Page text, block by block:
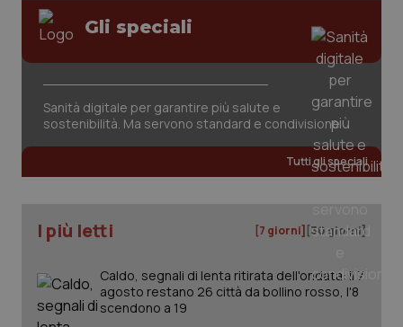
Gli speciali
Sanità digitale per garantire più salute e
sostenibilità. Ma servono standard e condivisione
Tutti gli speciali
I più letti [7 giorni] [30 giorni]
Caldo, segnali di lenta ritirata dell'ondata: il 7
agosto restano 26 città da bollino rosso, l'8
scendono a 19